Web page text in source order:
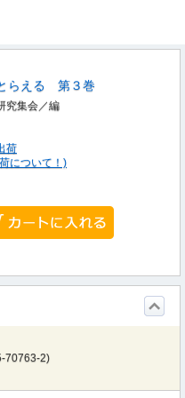
らえる 第３巻
究集会／編
荷
について！)
70763-2)